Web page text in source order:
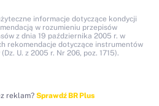
informacje dotyczące kondycji
w rozumieniu przepisów
z dnia 19 października 2005 r. w
rekomendacje dotyczące instrumentów
U. z 2005 r. Nr 206, poz. 1715).
reklam? Sprawdź BR Plus